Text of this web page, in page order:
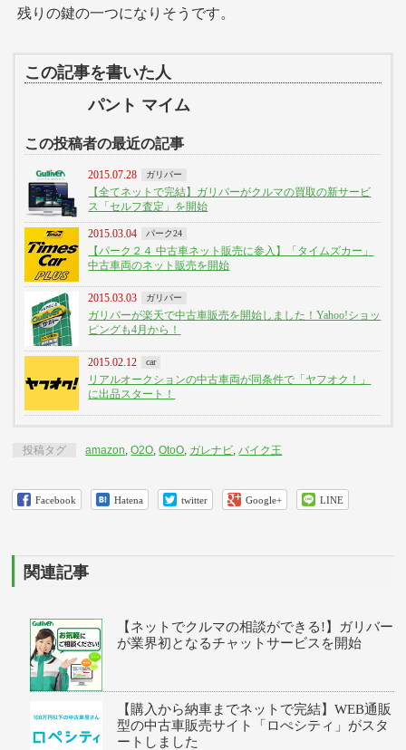
残りの鍵の一つになりそうです。
この記事を書いた人
パント マイム
この投稿者の最近の記事
2015.07.28 ガリバー
【全てネットで完結】ガリバーがクルマの買取の新サービ
ス「セルフ査定」を開始
2015.03.04 パーク24
【パーク２４ 中古車ネット販売に参入】「タイムズカー」
中古車両のネット販売を開始
2015.03.03 ガリバー
ガリバーが楽天で中古車販売を開始しました！Yahoo!ショッ
ピングも4月から！
2015.02.12 car
リアルオークションの中古車両が同条件で「ヤフオク！」
に出品スタート！
投稿タグ amazon ,O2O ,OtoO ガレナビ バイク王
Facebook Hatena twitter Google+ LINE
関連記事
【ネットでクルマの相談ができる!】ガリバー
が業界初となるチャットサービスを開始
【購入から納車までネットで完結】WEB通販
型の中古車販売サイト「ロぺシティ」がスタ
ートしました